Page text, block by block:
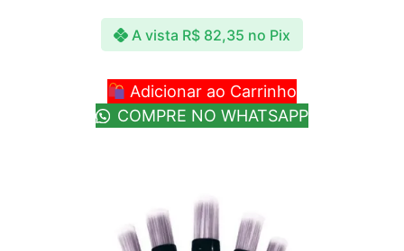
A vista R$ 82,35 no Pix
Adicionar ao Carrinho
COMPRE NO WHATSAPP